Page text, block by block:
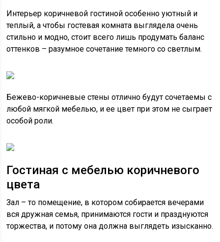
Интерьер коричневой гостиной особенно уютный и
теплый, а чтобы гостевая комната выглядела очень
стильно и модно, стоит всего лишь продумать баланс
оттенков – разумное сочетание темного со светлым.
Бежево-коричневые стены отлично будут сочетаемы с
любой мягкой мебелью, и ее цвет при этом не сыграет
особой роли.
Гостиная с мебелью коричневого
цвета
Зал – то помещение, в котором собирается вечерами
вся дружная семья, принимаются гости и празднуются
торжества, и потому она должна выглядеть изысканно.